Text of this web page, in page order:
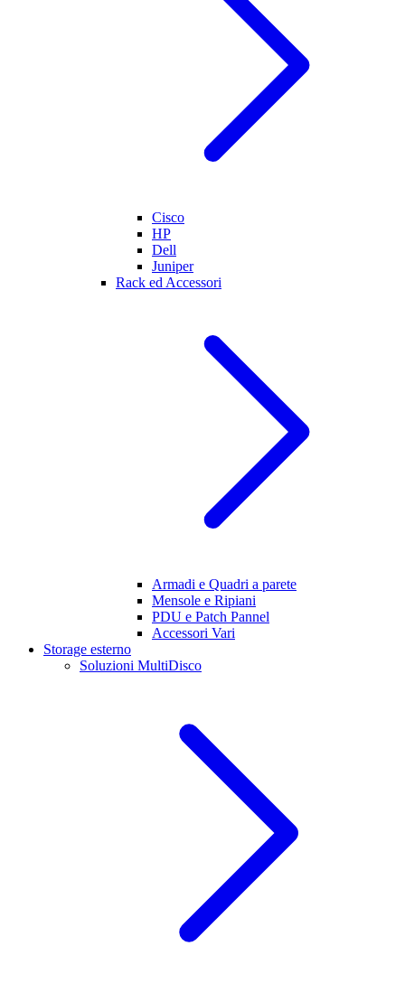
Cisco
HP
Dell
Juniper
Rack ed Accessori
Armadi e Quadri a parete
Mensole e Ripiani
PDU e Patch Pannel
Accessori Vari
Storage esterno
Soluzioni MultiDisco